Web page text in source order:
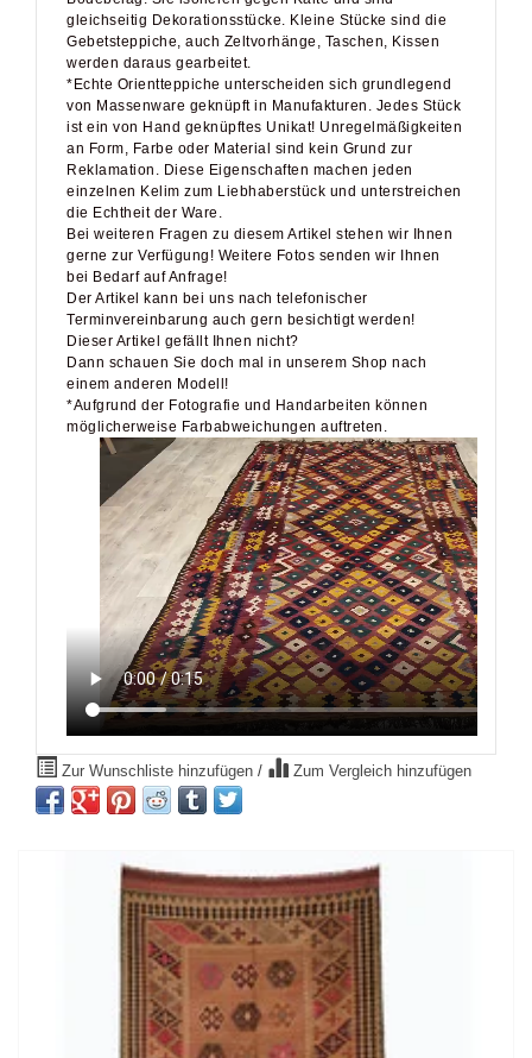
Gebetsteppiche, auch Zeltvorhänge, Taschen, Kissen
werden daraus gearbeitet.
*Echte Orientteppiche unterscheiden sich grundlegend
von Massenware geknüpft in Manufakturen. Jedes Stück
ist ein von Hand geknüpftes Unikat! Unregelmäßigkeiten
an Form, Farbe oder Material sind kein Grund zur
Reklamation. Diese Eigenschaften machen jeden
einzelnen Kelim zum Liebhaberstück und unterstreichen
die Echtheit der Ware.
Bei weiteren Fragen zu diesem Artikel stehen wir Ihnen
gerne zur Verfügung! Weitere Fotos senden wir Ihnen
bei Bedarf auf Anfrage!
Der Artikel kann bei uns nach telefonischer
Terminvereinbarung auch gern besichtigt werden!
Dieser Artikel gefällt Ihnen nicht?
Dann schauen Sie doch mal in unserem Shop nach
einem anderen Modell!
*Aufgrund der Fotografie und Handarbeiten können
möglicherweise Farbabweichungen auftreten.
Zur Wunschliste hinzufügen/ Zum Vergleich hinzufügen